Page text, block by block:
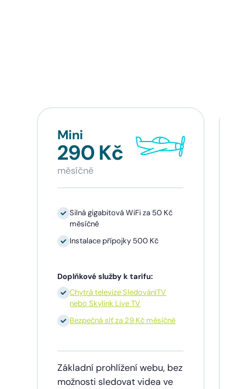
Mini
290 Kč
měsíčně
Silná gigabitová WiFi za 50 Kč
měsíčně
Instalace přípojky 500 Kč
Doplňkové služby k tarifu:
Chytrá televize SledováníTV
nebo Skylink Live TV
Bezpečná síť za 29 Kč měsíčně
Základní prohlížení webu, bez
možnosti sledovat videa ve